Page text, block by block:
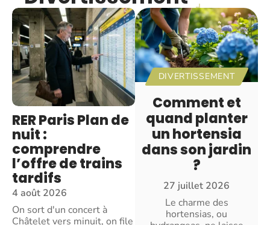
RER Paris Plan de
nuit :
comprendre
l’offre de trains
tardifs
4 août 2026
On sort d'un concert à
Châtelet vers minuit, on file
DIVERTISSEMENT
Comment et
quand planter
un hortensia
dans son jardin
?
27 juillet 2026
Le charme des
hortensias, ou